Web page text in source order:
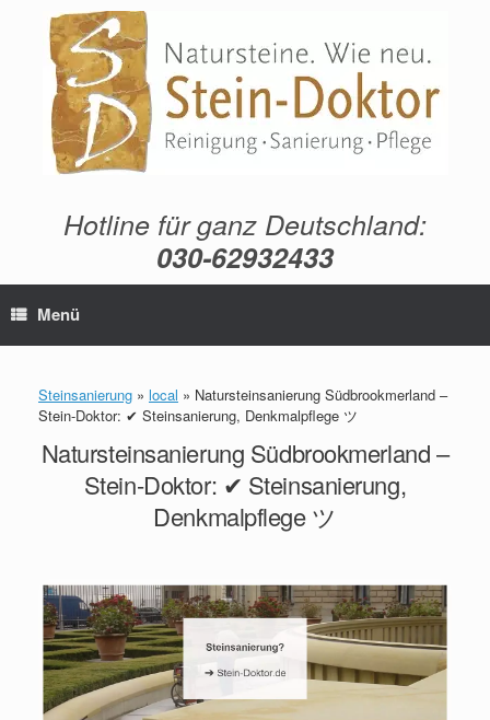
springen
Hotline für ganz Deutschland:
030-62932433
Menü
Steinsanierung » local » Natursteinsanierung Südbrookmerland –
Stein-Doktor: ✔ Steinsanierung, Denkmalpflege ツ
Natursteinsanierung Südbrookmerland –
Stein-Doktor: ✔ Steinsanierung,
Denkmalpflege ツ